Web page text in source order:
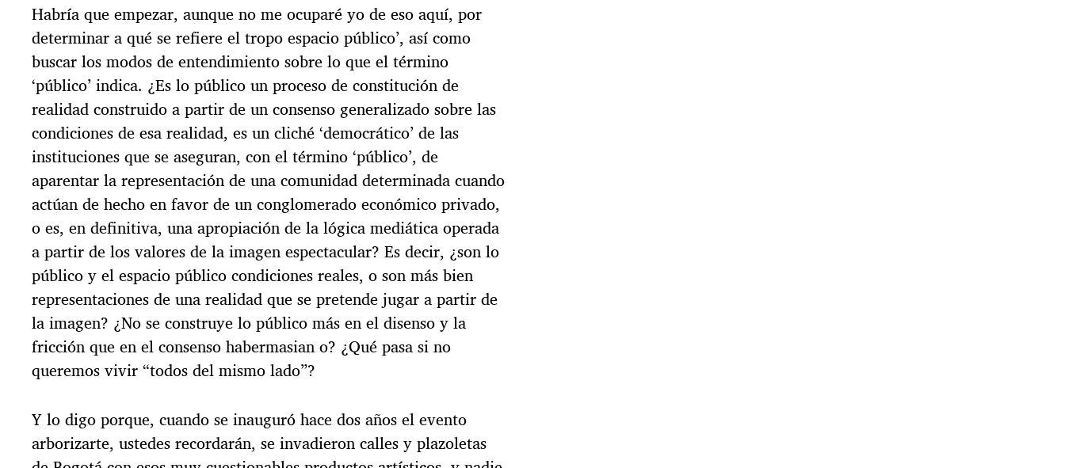
Habría que empezar, aunque no me ocuparé yo de eso aquí, por
determinar a qué se refiere el tropo espacio público’, así como
buscar los modos de entendimiento sobre lo que el término
‘público’ indica. ¿Es lo público un proceso de constitución de
realidad construido a partir de un consenso generalizado sobre las
condiciones de esa realidad, es un cliché ‘democrático’ de las
instituciones que se aseguran, con el término ‘público’, de
aparentar la representación de una comunidad determinada cuando
actúan de hecho en favor de un conglomerado económico privado,
o es, en definitiva, una apropiación de la lógica mediática operada
a partir de los valores de la imagen espectacular? Es decir, ¿son lo
público y el espacio público condiciones reales, o son más bien
representaciones de una realidad que se pretende jugar a partir de
la imagen? ¿No se construye lo público más en el disenso y la
fricción que en el consenso habermasian o? ¿Qué pasa si no
queremos vivir “todos del mismo lado”?
Y lo digo porque, cuando se inauguró hace dos años el evento
arborizarte, ustedes recordarán, se invadieron calles y plazoletas